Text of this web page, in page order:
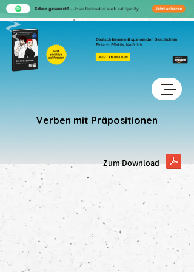
Verben mit Präpositionen
Zum Download